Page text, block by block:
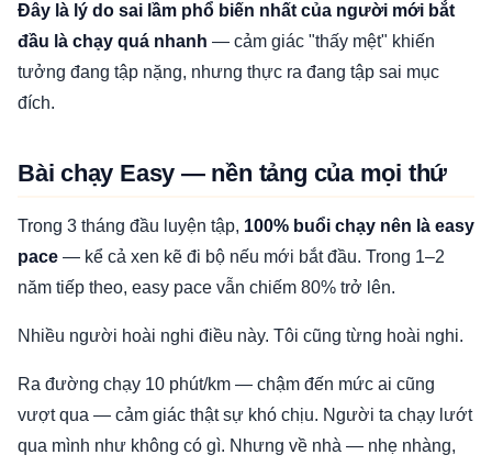
Đây là lý do sai lầm phổ biến nhất của người mới bắt
đầu là chạy quá nhanh — cảm giác "thấy mệt" khiến
tưởng đang tập nặng, nhưng thực ra đang tập sai mục
đích.
Bài chạy Easy — nền tảng của mọi thứ
Trong 3 tháng đầu luyện tập, 100% buổi chạy nên là easy
pace — kể cả xen kẽ đi bộ nếu mới bắt đầu. Trong 1–2
năm tiếp theo, easy pace vẫn chiếm 80% trở lên.
Nhiều người hoài nghi điều này. Tôi cũng từng hoài nghi.
Ra đường chạy 10 phút/km — chậm đến mức ai cũng
vượt qua — cảm giác thật sự khó chịu. Người ta chạy lướt
qua mình như không có gì. Nhưng về nhà — nhẹ nhàng,